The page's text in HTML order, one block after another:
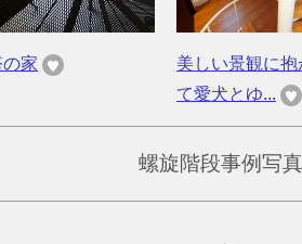
家
美しい景観に抱
て愛犬とゆ...
螺旋階段事例写